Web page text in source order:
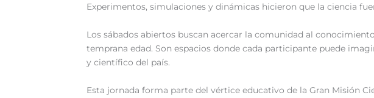
Experimentos, simulaciones y dinámicas hicieron que la ciencia
‎Los sábados abiertos buscan acercar la comunidad al
temprana edad. Son espacios donde cada participante puede
y científico del país.
‎Esta jornada forma parte del vértice educativo de la Gran Misión